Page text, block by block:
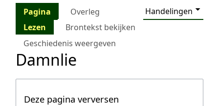
Pagina Overleg
Handelingen
Lezen
Brontekst bekijken
Geschiedenis weergeven
Damnlie
Deze pagina verversen